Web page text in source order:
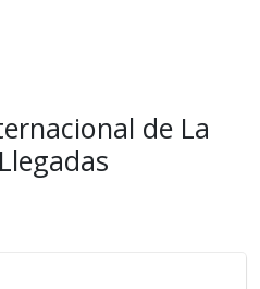
de La